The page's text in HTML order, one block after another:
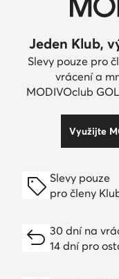
Jeden Klub,
Slevy pouze pro
vrácení a
MODIVOclub
Využijte
Slevy pouze
pro členy
30 dní na
14 dní pro